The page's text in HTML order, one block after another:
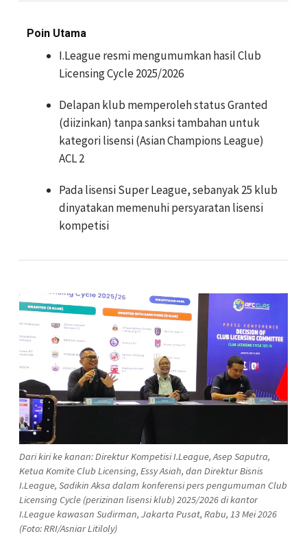
Poin Utama
I.League resmi mengumumkan hasil Club
Licensing Cycle 2025/2026
Delapan klub memperoleh status Granted
(diizinkan) tanpa sanksi tambahan untuk
kategori lisensi (Asian Champions League)
ACL 2
Pada lisensi Super League, sebanyak 25 klub
dinyatakan memenuhi persyaratan lisensi
kompetisi
Dari kiri ke kanan: Direktur Kompetisi I.League, Asep Saputra,
Ketua Komite Club Licensing, Essy Asiah, dan Direktur Bisnis
I.League, Sadikin Aksa dalam konferensi pers pengumuman Club
Licensing Cycle (perizinan lisensi klub) 2025/2026 di kantor
I.League kawasan Sudirman, Jakarta Pusat, Rabu, 13 Mei 2026
(Foto: RRI/Asniar Litiloly)